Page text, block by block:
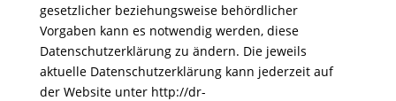
gesetzlicher beziehungsweise behördlicher
Vorgaben kann es notwendig werden, diese
Datenschutzerklärung zu ändern. Die jeweils
aktuelle Datenschutzerklärung kann jederzeit auf
der Website unter http://dr-